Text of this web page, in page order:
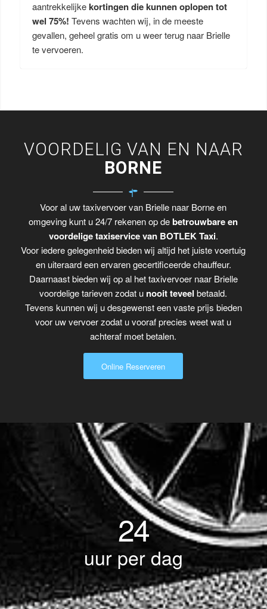
aantrekkelijkekortingen die kunnen oplopen tot
wel 75%! Tevens wachten wij, in de meeste
gevallen, geheel gratis om u weer terug naar Brielle
te vervoeren.
VOORDELIG VAN EN NAAR
BORNE
Voor al uw taxivervoer van Brielle naar Borne en
omgeving kunt u 24/7 rekenen op debetrouwbare en
voordelige taxiservice van BOTLEK Taxi.
Voor iedere gelegenheid bieden wij altijd het juiste voertuig
en uiteraard een ervaren gecertificeerde chauffeur.
Daarnaast bieden wij op al het taxivervoer naar Brielle
voordelige tarieven zodat u nooit teveel betaald.
Tevens kunnen wij u desgewenst een vaste prijs bieden
voor uw vervoer zodat u vooraf precies weet wat u
achteraf moet betalen.
Online Reserveren
24
uur per dag